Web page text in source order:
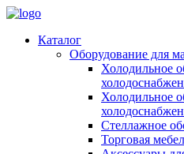
Каталог
Оборудование для
Холодильное
Холодильное
Стеллажное
Торговая